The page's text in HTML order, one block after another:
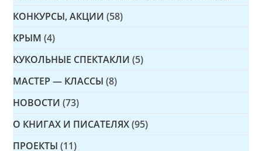
КОНКУРСЫ, АКЦИИ (58)
КРЫМ (4)
КУКОЛЬНЫЕ СПЕКТАКЛИ (5)
МАСТЕР — КЛАССЫ (8)
НОВОСТИ (73)
О КНИГАХ И ПИСАТЕЛЯХ (95)
ПРОЕКТЫ (11)